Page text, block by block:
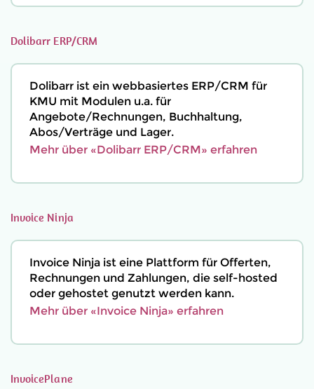
Dolibarr ERP/CRM
Dolibarr ist ein webbasiertes ERP/CRM für
KMU mit Modulen u.a. für
Angebote/Rechnungen, Buchhaltung,
Abos/Verträge und Lager.
Mehr über «Dolibarr ERP/CRM» erfahren
Invoice Ninja
Invoice Ninja ist eine Plattform für Offerten,
Rechnungen und Zahlungen, die self-hosted
oder gehostet genutzt werden kann.
Mehr über «Invoice Ninja» erfahren
InvoicePlane